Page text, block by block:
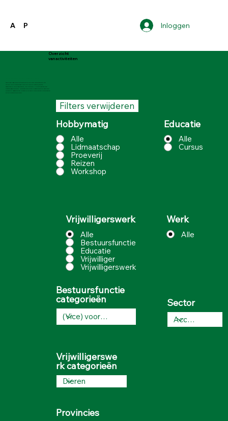
A P Inloggen
Overzicht
van activiteiten
Filters verwijderen
Op deze pagina kunt zoeken door een zoekterm in te
vullen in de zoekbalk of door op de filters (cursus,
vrijwilliger, en dergelijke) te klikken. U kunt meerdere
opties aanklikken. Vervolgens kunt u naar benden scrollen
om bij de vacatures te komen die bij de behorende zoekterm
en/of opties behoren.
Hobbymatig
Alle
Lidmaatschap
Proeverij
Reizen
Workshop
Educatie
Alle
Cursus
Vrijwilligerswerk
Alle
Bestuursfunctie
Educatie
Vrijwilliger
Vrijwilligerswerk
Werk
Alle
Vrijwilligerswe
rk categorieën
Bestuursfunctie
categorieën
Provincies
Sector